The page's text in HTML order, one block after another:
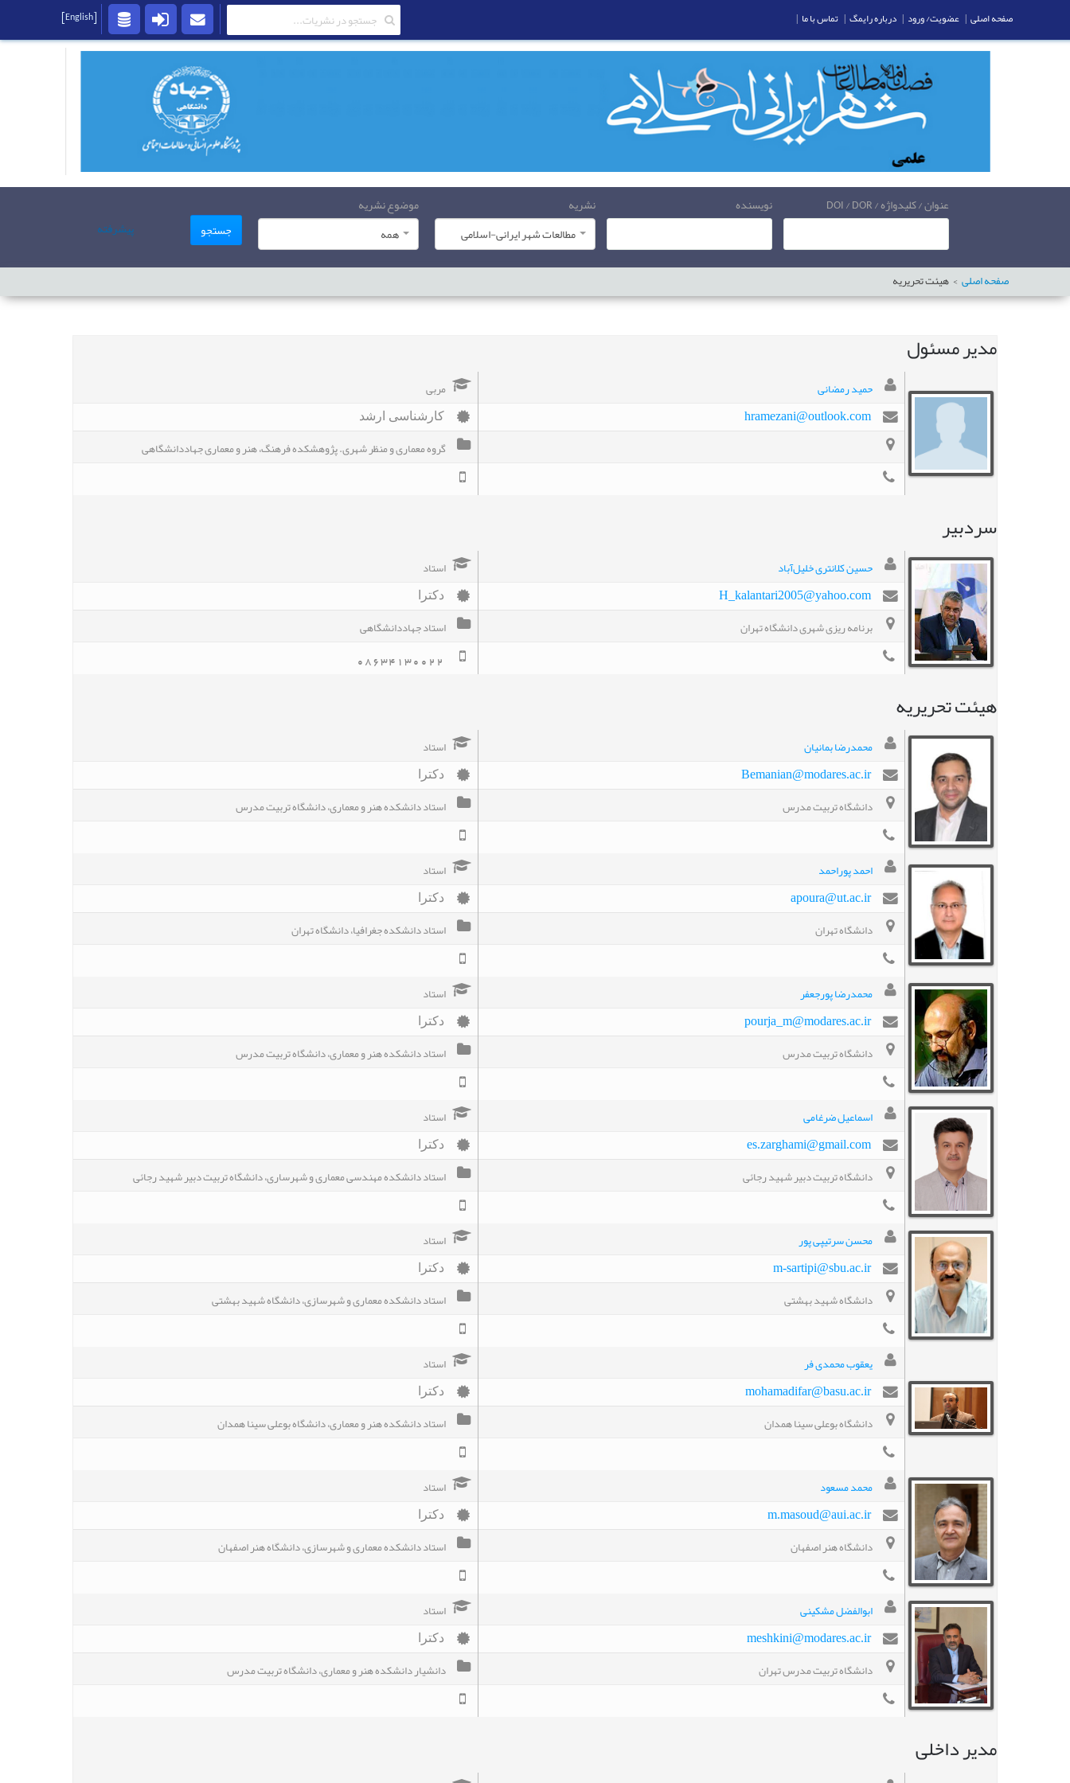
عنوان / کلیدواژه / DOI / DOR نویسنده
نشریه
مطالعات شهر ایرانی-اسلامی
موضوع نشریه
همه
جستجو پیشرفته
صفحه اصلی هیئت تحریریه
مدير مسئول
حمید رمضانی مربی
hramezani@outlook.com کارشناسی ارشد
گروه معماری و منظر شهری. پژوهشکده فرهنگ، هنر و معماری جهاددانشگاهی
سردبیر
حسین کلانتری خلیل‌آباد استاد
H_kalantari2005@yahoo.com دکترا
برنامه ریزی شهری دانشگاه تهران استاد جهاددانشگاهی
08634130022
هیئت تحریریه
محمدرضا بمانيان استاد
Bemanian@modares.ac.ir دکترا
دانشگاه تربیت مدرس استاد دانشکده هنر و معماری، دانشگاه تربیت مدرس
احمد پوراحمد استاد
apoura@ut.ac.ir دکترا
دانشگاه تهران استاد دانشکده جغرافیا، دانشگاه تهران
محمدرضا پورجعفر استاد
pourja_m@modares.ac.ir دکترا
دانشگاه تربیت مدرس استاد دانشکده هنر و معماری، دانشگاه تربیت مدرس
اسماعیل ضرغامی استاد
es.zarghami@gmail.com دکترا
دانشگاه تربیت دبیر شهید رجائی استاد دانشکده مهندسی معماری و شهرساری، دانشگاه تربیت دبیر شهید رجائی
محسن سرتیپی پور استاد
m-sartipi@sbu.ac.ir دکترا
دانشگاه شهید بهشتی استاد دانشکده معماری و شهرسازی، دانشگاه شهید بهشتی
یعقوب محمدی فر استاد
mohamadifar@basu.ac.ir دکترا
دانشگاه بوعلی سینا همدان استاد دانشکده هنر و معماری، دانشگاه بوعلی سینا همدان
محمد مسعود استاد
m.masoud@aui.ac.ir دکترا
دانشگاه هنر اصفهان استاد دانشکده معماری و شهرسازی، دانشگاه هنر اصفهان
ابوالفضل مشکینی استاد
meshkini@modares.ac.ir دکترا
دانشگاه تربیت مدرس تهران دانشیار دانشکده هنر و معماری، دانشگاه تربیت مدرس
مدیر داخلی
صفحه اصلی | عضویت/ ورود | درباره رایمگ | تماس با ما |
[English]